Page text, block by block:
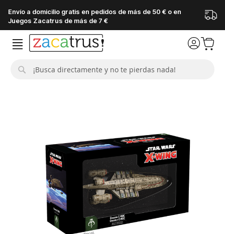
Envío a domicilio gratis en pedidos de más de 50 € o en
Juegos Zacatrus de más de 7 €